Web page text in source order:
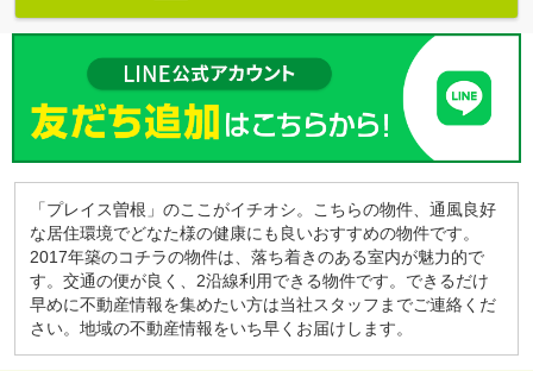
「プレイス曽根」のここがイチオシ。こちらの物件、通風良好
な居住環境でどなた様の健康にも良いおすすめの物件です。
2017年築のコチラの物件は、落ち着きのある室内が魅力的で
す。交通の便が良く、2沿線利用できる物件です。できるだけ
早めに不動産情報を集めたい方は当社スタッフまでご連絡くだ
さい。地域の不動産情報をいち早くお届けします。